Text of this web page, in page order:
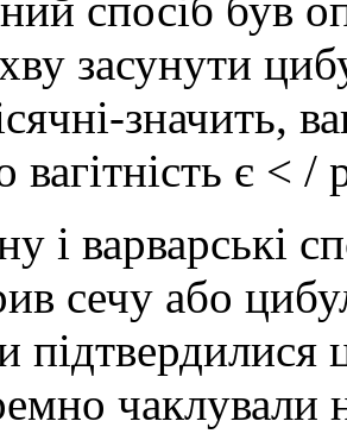
засунути
значить,
вагітність є < /
і варварські
сечу або
чаклували